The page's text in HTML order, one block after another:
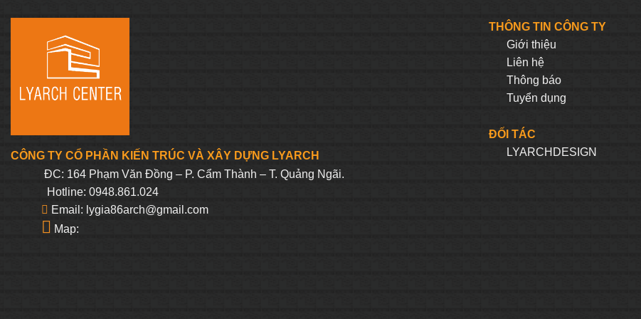
CÔNG TY CỔ PHẦN KIẾN TRÚC VÀ XÂY DỰNG LYARCH
ĐC: 164 Phạm Văn Đồng – P. Cẩm Thành – T. Quảng Ngãi.
Hotline: 0948.861.024
Email: lygia86arch@gmail.com
Map:
THÔNG TIN CÔNG TY
Giới thiệu
Liên hệ
Thông báo
Tuyển dụng
ĐỐI TÁC
LYARCHDESIGN